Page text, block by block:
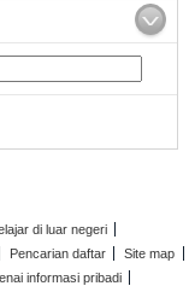
di luar negeri
Pencarian daftar
Site map
informasi pribadi